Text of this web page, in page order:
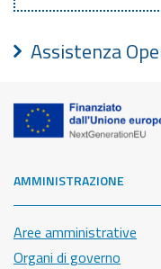
Assistenza
AMMINISTRAZIONE
Aree amministrative
Organi di governo